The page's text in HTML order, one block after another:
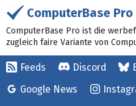
ComputerBase Pro
ComputerBase Pro ist die
zugleich faire Variante von
Feeds Discord
Google News